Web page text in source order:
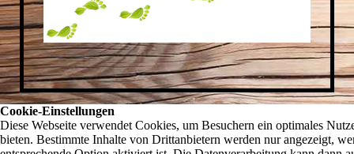
Cookie-Einstellungen
Diese Webseite verwendet Cookies, um Besuchern ein optimales
bieten. Bestimmte Inhalte von Drittanbietern werden nur angezeigt,